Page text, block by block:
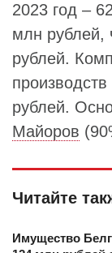
2023 год –
млн рублей,
рублей.
рублей.
Майоров
Читайте
Имущество